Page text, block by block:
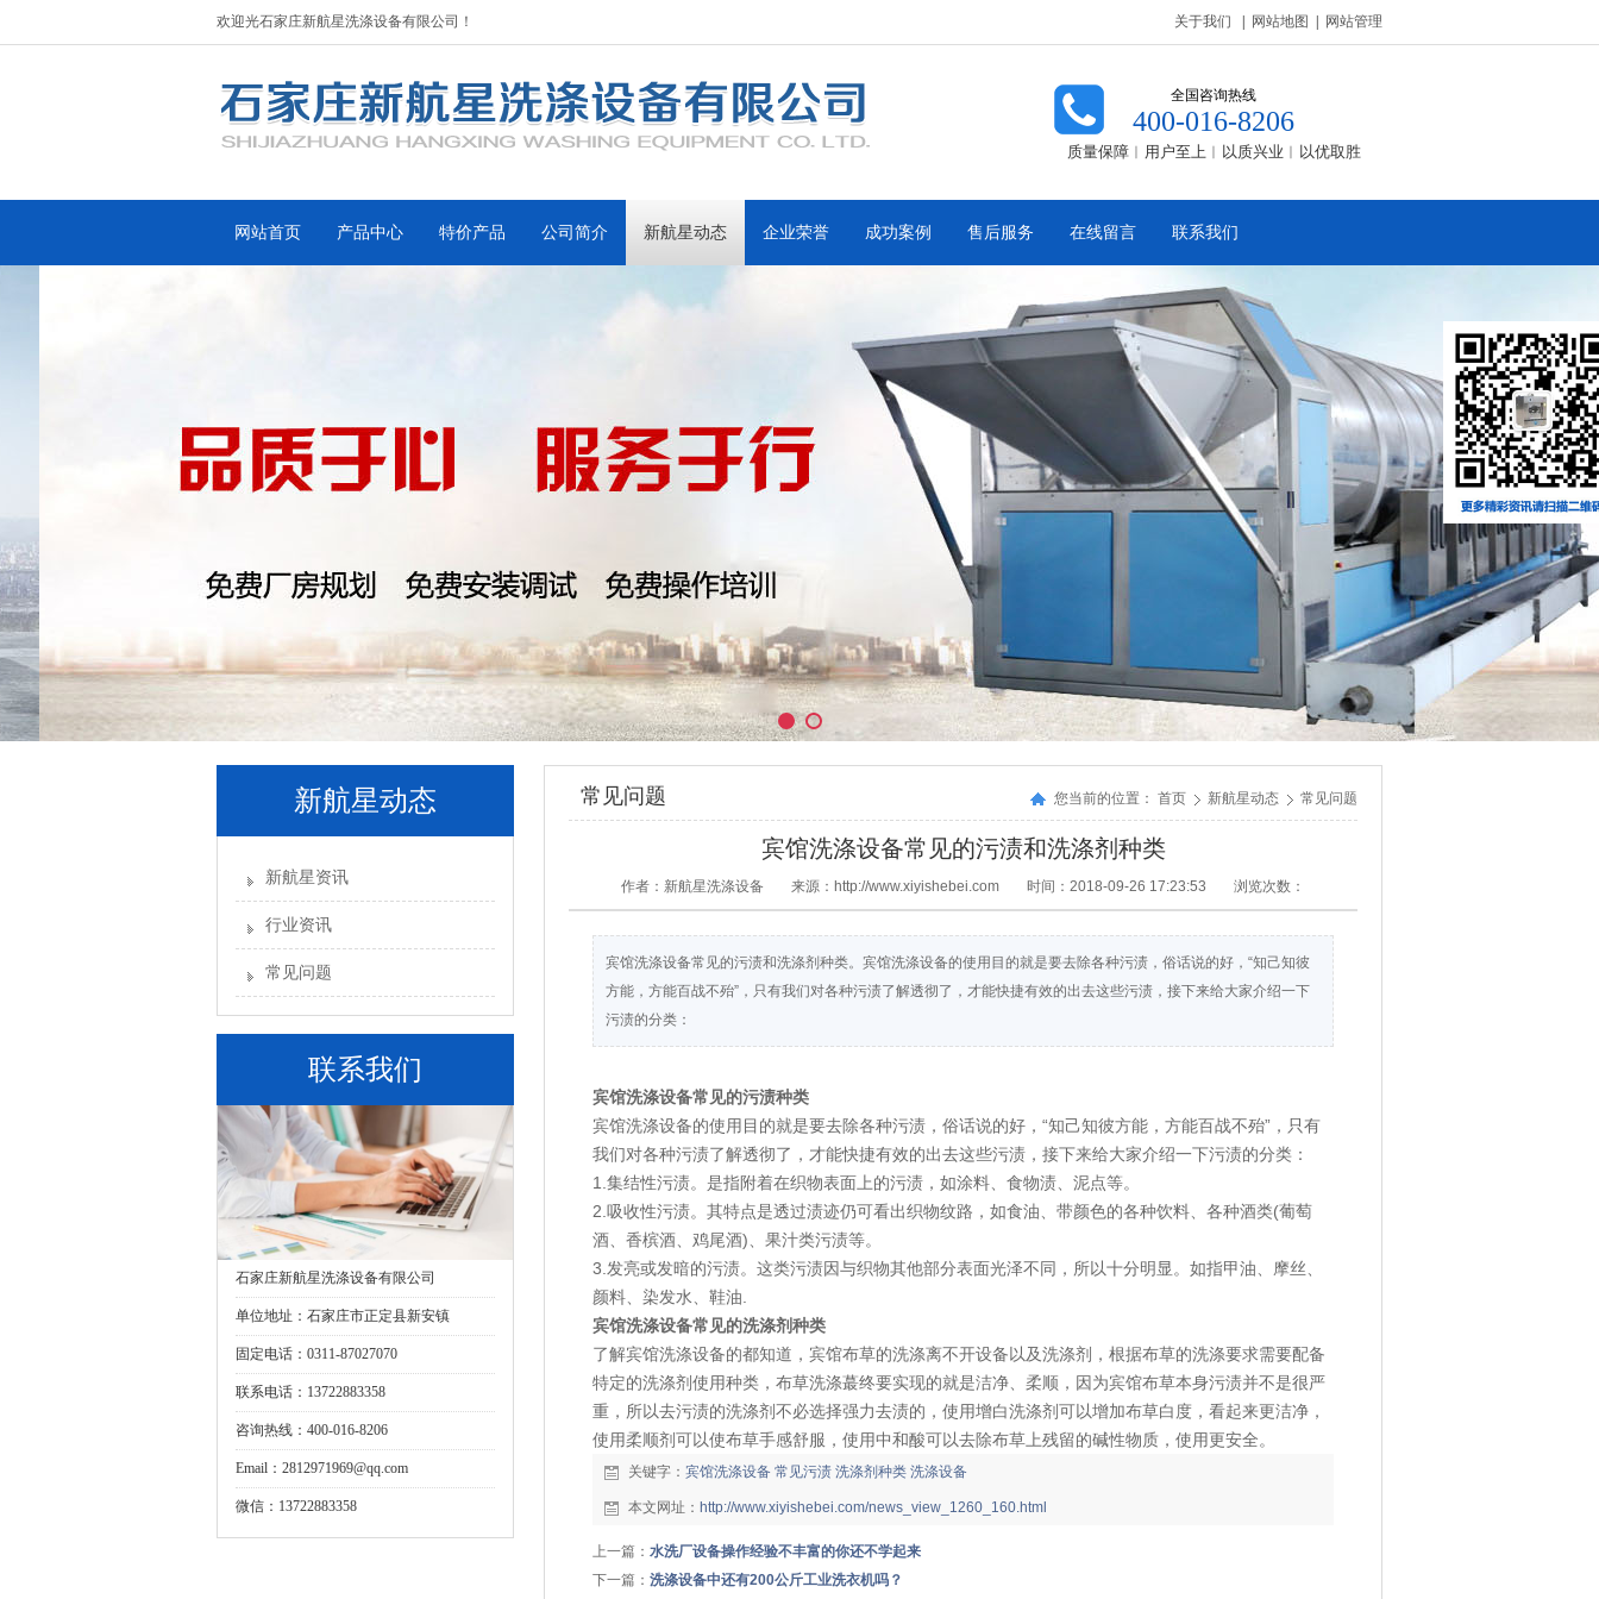
欢迎光石家庄新航星洗涤设备有限公司！ 关于我们 网站地图 网站管理
全国咨询热线
400-016-8206
质量保障︱用户至上︱以质兴业︱以优取胜
网站首页 产品中心 特价产品 公司简介 新航星动态 企业荣誉 成功案例 售后服务 在线留言 联系我们
新航星动态
新航星资讯
行业资讯
常见问题
联系我们
石家庄新航星洗涤设备有限公司
单位地址：石家庄市正定县新安镇
固定电话：0311-87027070
联系电话：13722883358
咨询热线：400-016-8206
Email：2812971969@qq.com
微信：13722883358
常见问题 您当前的位置： 首页 新航星动态 常见问题
宾馆洗涤设备常见的污渍和洗涤剂种类
作者：新航星洗涤设备 来源：http://www.xiyishebei.com 时间：2018-09-26 17:23:53 浏览次数：
宾馆洗涤设备常见的污渍和洗涤剂种类。宾馆洗涤设备的使用目的就是要去除各种污渍，俗话说的好，“知己知彼
方能，方能百战不殆”，只有我们对各种污渍了解透彻了，才能快捷有效的出去这些污渍，接下来给大家介绍一下
污渍的分类：
宾馆洗涤设备常见的污渍种类
宾馆洗涤设备的使用目的就是要去除各种污渍，俗话说的好，“知己知彼方能，方能百战不殆”，只有
我们对各种污渍了解透彻了，才能快捷有效的出去这些污渍，接下来给大家介绍一下污渍的分类：
1.集结性污渍。是指附着在织物表面上的污渍，如涂料、食物渍、泥点等。
2.吸收性污渍。其特点是透过渍迹仍可看出织物纹路，如食油、带颜色的各种饮料、各种酒类(葡萄
酒、香槟酒、鸡尾酒)、果汁类污渍等。
3.发亮或发暗的污渍。这类污渍因与织物其他部分表面光泽不同，所以十分明显。如指甲油、摩丝、
颜料、染发水、鞋油.
宾馆洗涤设备常见的洗涤剂种类
了解宾馆洗涤设备的都知道，宾馆布草的洗涤离不开设备以及洗涤剂，根据布草的洗涤要求需要配备
特定的洗涤剂使用种类，布草洗涤蕞终要实现的就是洁净、柔顺，因为宾馆布草本身污渍并不是很严
重，所以去污渍的洗涤剂不必选择强力去渍的，使用增白洗涤剂可以增加布草白度，看起来更洁净，
使用柔顺剂可以使布草手感舒服，使用中和酸可以去除布草上残留的碱性物质，使用更安全。
关键字： 宾馆洗涤设备 常见污渍 洗涤剂种类 洗涤设备
本文网址： http://www.xiyishebei.com/news_view_1260_160.html
上一篇： 水洗厂设备操作经验不丰富的你还不学起来
下一篇： 洗涤设备中还有200公斤工业洗衣机吗？